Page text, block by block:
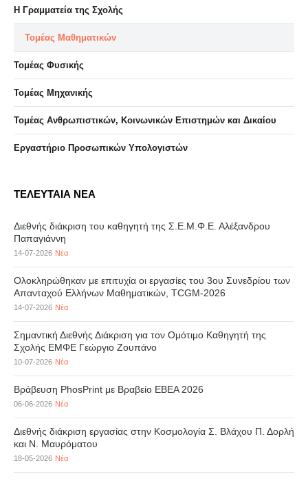
Η Γραμματεία της Σχολής
Τομέας Μαθηματικών
Τομέας Φυσικής
Τομέας Μηχανικής
Τομέας Ανθρωπιστικών, Κοινωνικών Επιστημών και Δικαίου
Eργαστήριo Προσωπικών Υπολογιστών
ΤΕΛΕΥΤΑΙΑ ΝΕΑ
Διεθνής διάκριση του καθηγητή της Σ.Ε.Μ.Φ.Ε. Αλέξανδρου
Παπαγιάννη
14-07-2026 Νέα
Ολοκληρώθηκαν με επιτυχία οι εργασίες του 3ου Συνεδρίου των
Απανταχού Ελλήνων Μαθηματικών, TCGM-2026
14-07-2026 Νέα
Σημαντική Διεθνής Διάκριση για τον Ομότιμο Καθηγητή της
Σχολής ΕΜΦΕ Γεώργιο Ζουπάνο
10-07-2026 Νέα
Βράβευση PhosPrint με Βραβείο ΕΒΕΑ 2026
06-06-2026 Νέα
Διεθνής διάκριση εργασίας στην Κοσμολογία Σ. Βλάχου Π. Δορλή
και Ν. Μαυρόματου
18-05-2026 Νέα